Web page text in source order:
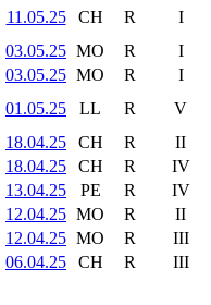
11.05.25 CH R I
03.05.25 MO R I
03.05.25 MO R I
01.05.25
LL R V
18.04.25
CH R II
18.04.25
CH R IV
13.04.25
PE R IV
12.04.25 MO R II
12.04.25 MO R III
06.04.25
CH R III